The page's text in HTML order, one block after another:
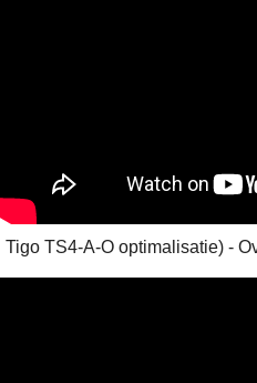
Tigo TS4-A-O optimalisatie) -